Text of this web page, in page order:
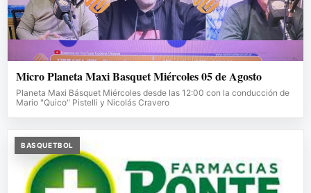
Micro Planeta Maxi Basquet Miércoles 05 de Agosto
Planeta Maxi Básquet Miércoles desde las 12:00 con la conducción de
Mario "Quico" Pistelli y Nicolás Cravero
BASQUETBOL